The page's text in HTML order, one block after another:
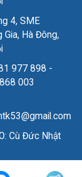
4, SME
Gia, Hà Đông,
977 898 -
003
Cù Đức Nhật